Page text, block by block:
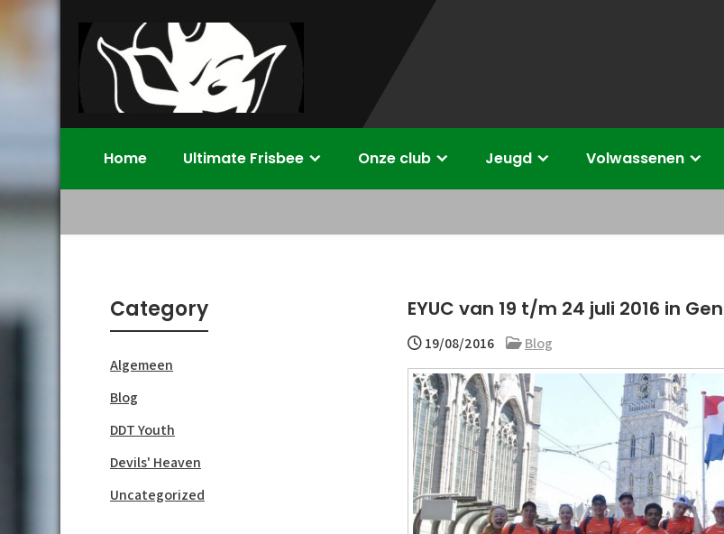
Disc Devils
Twente –
Ultimate Frisbee Vereniging Enschede
Home Ultimate Frisbee Onze club Jeugd Volwassenen
EYUC van 19 t/m 24 juli 2016 in
19/08/2016 Blog
Category
Algemeen
Blog
DDT Youth
Devils' Heaven
Uncategorized